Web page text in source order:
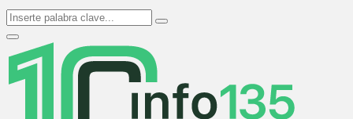
Search
for:
Search
Primary
Menu